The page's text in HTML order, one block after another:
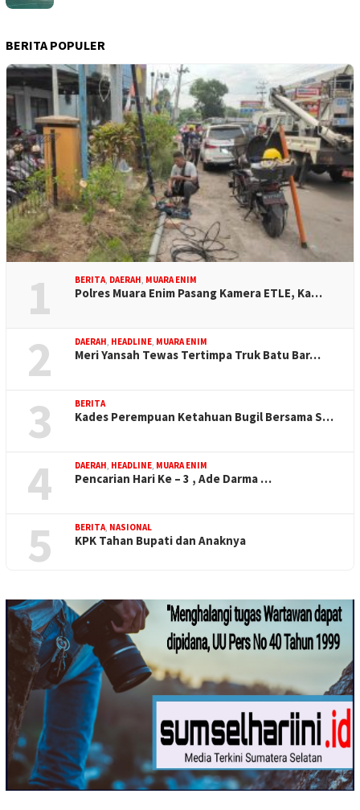
BERITA POPULER
1 BERITA, DAERAH, MUARA ENIM
Polres Muara Enim Pasang Kamera ETLE, Ka…
2 DAERAH, HEADLINE, MUARA ENIM
Meri Yansah Tewas Tertimpa Truk Batu Bar…
3 BERITA
Kades Perempuan Ketahuan Bugil Bersama S…
4 DAERAH, HEADLINE, MUARA ENIM
Pencarian Hari Ke – 3 , Ade Darma …
5 BERITA, NASIONAL
KPK Tahan Bupati dan Anaknya